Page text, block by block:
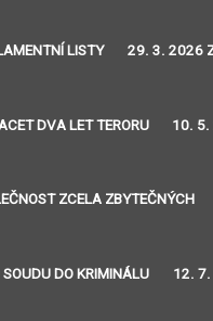
LISTY 29. 3. 2026
DVA LET TERORU 10. 5.
ZCELA ZBYTEČNÝCH
DO KRIMINÁLU 12. 7.